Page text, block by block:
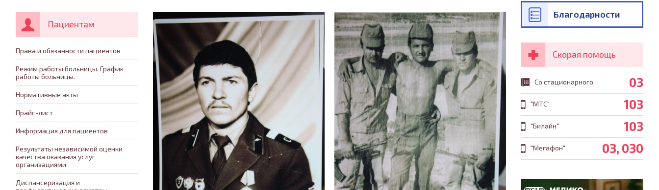
Пациентам
Права и обязанности пациентов
Режим работы больницы. График
работы больницы.
Нормативные акты
Прайс-лист
Информация для пациентов
Результаты независимой оценки
качества оказания услуг
организациями
Диспансеризация и
Благодарности
Скорая помощь
Со стационарного 03
"МТС" 103
"Билайн" 103
"Мегафон" 03, 030